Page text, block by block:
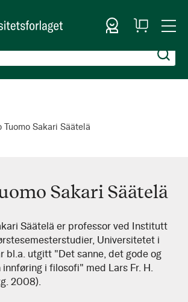
Sign In
My
Cart
Tuomo Sakari Säätelä
Sakari Säätelä
Säätelä er professor ved Institutt
Universitetet i
bl.a. utgitt "Det sanne, det gode og
innføring i filosofi" med Lars Fr. H.
2008).